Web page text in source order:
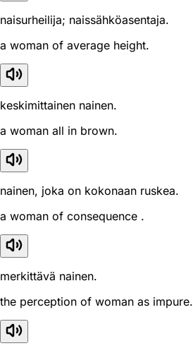
naisurheilija; naissähköasentaja.
a woman of average height.
keskimittainen nainen.
a woman all in brown.
nainen, joka on kokonaan ruskea.
a woman of consequence .
merkittävä nainen.
the perception of woman as impure.